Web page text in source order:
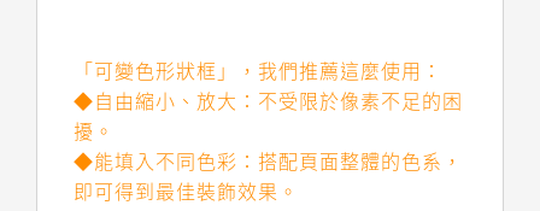
「可變色形狀框」，我們推薦這麼使用：
◆自由縮小、放大：不受限於像素不足的困
擾。
◆能填入不同色彩：搭配頁面整體的色系，
即可得到最佳裝飾效果。